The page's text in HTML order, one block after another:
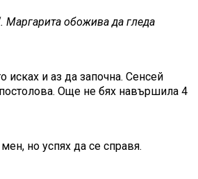
Маргарита обожива да гледа
исках и аз да започна. Сенсей
Още не бях навършила 4
но успях да се справя.